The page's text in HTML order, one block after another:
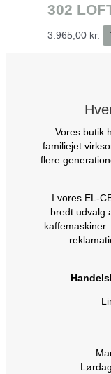
302
3.965,00 kr.
Vores butik
familiejet
flere
I vores EL-
bredt udvalg